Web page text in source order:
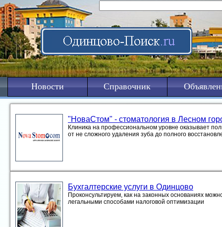
Новости Справочник
"НоваСтом" - стоматология в Лесном
Клиника на профессиональном уровне оказывает
от не сложного удаления зуба до полного
Бухгалтерские услуги в Одинцово
Проконсультируем, как на законных основаниях
легальными способами налоговой оптимизации